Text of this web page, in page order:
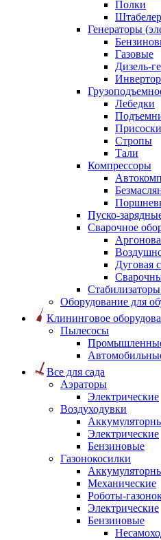
Полки
Генераторы
Газовые
Дизель-
Лебедки
Стропы
Тали
Компрессоры
Пуско-
Сварочное
Дуговая
Оборудование для
Клининговое
Пылесосы
Все для сада
Аэраторы
Электрические
Воздуходувки
Электрические
Бензиновые
Газонокосилки
Механические
Роботы-
Электрические
Бензиновые